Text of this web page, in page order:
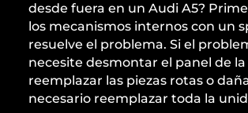
desde fuera en un Audi A5?
los mecanismos internos con un
resuelve el problema. Si el
necesite desmontar el panel de
reemplazar las piezas rotas o
necesario reemplazar toda la